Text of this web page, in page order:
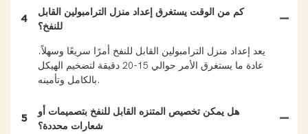
4
كم من الوقت يستغرق إعداد منزل الترامبولين القابل
للنفخ؟
يعد إعداد منزل الترامبولين القابل للنفخ أمرًا سريعًا وسهلاً.
عادة ما يستغرق الأمر حوالي 15-20 دقيقة لتضخيم الهيكل
بالكامل وتأمينه.
5
هل يمكن تخصيص المتنزه القابل للنفخ بتصميمات أو
شعارات محددة؟